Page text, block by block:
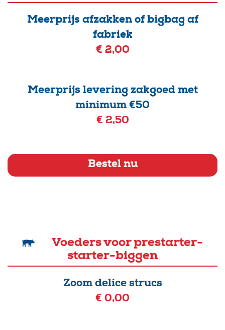
Meerprijs afzakken of bigbag af
fabriek
€ 2,00
Meerprijs levering zakgoed met
minimum €50
€ 2,50
Bestel nu
Voeders voor prestarter-
starter-biggen
Zoom delice strucs
€ 0,00